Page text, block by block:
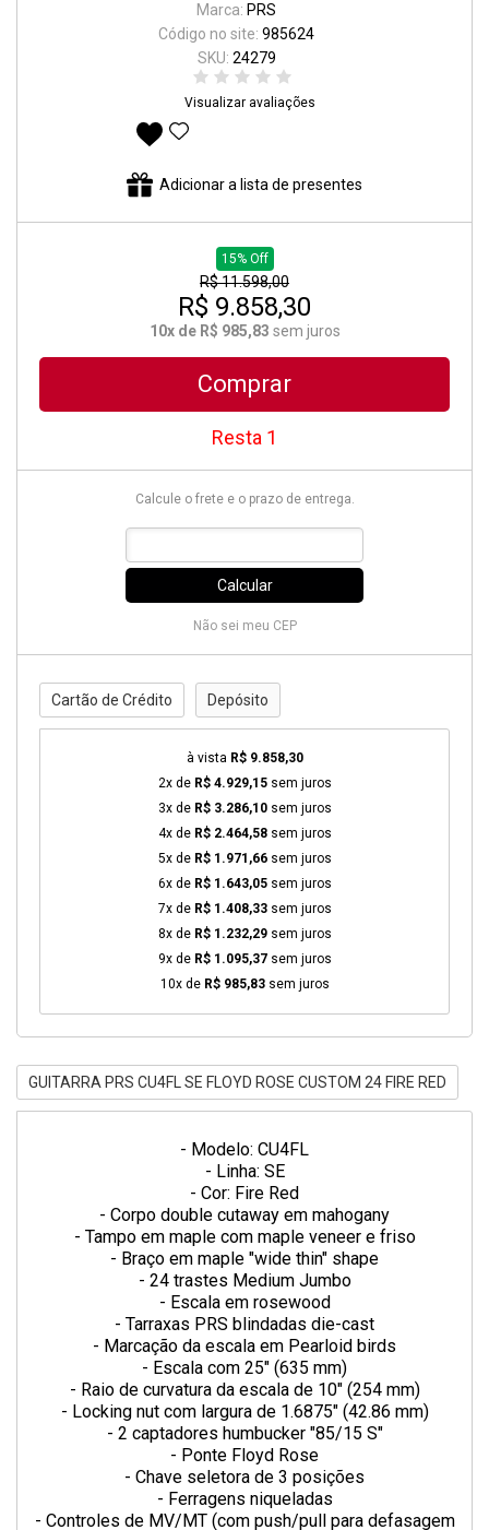
Marca: PRS
Código no site: 985624
SKU: 24279
Visualizar avaliações
Adicionar a lista de presentes
15% Off
R$ 11.598,00
R$ 9.858,30
10x de R$ 985,83 sem juros
Comprar
Resta 1
Calcule o frete e o prazo de entrega.
Calcular
Não sei meu CEP
Cartão de Crédito Depósito
à vista R$ 9.858,30
2x de R$ 4.929,15sem juros
3x de R$ 3.286,10sem juros
4x de R$ 2.464,58sem juros
5x de R$ 1.971,66sem juros
6x de R$ 1.643,05sem juros
7x de R$ 1.408,33sem juros
8x de R$ 1.232,29sem juros
9x de R$ 1.095,37sem juros
10x de R$ 985,83sem juros
GUITARRA PRS CU4FL SE FLOYD ROSE CUSTOM 24 FIRE RED
- Modelo: CU4FL
- Linha: SE
- Cor: Fire Red
- Corpo double cutaway em mahogany
- Tampo em maple com maple veneer e friso
- Braço em maple "wide thin" shape
- 24 trastes Medium Jumbo
- Escala em rosewood
- Tarraxas PRS blindadas die-cast
- Marcação da escala em Pearloid birds
- Escala com 25" (635 mm)
- Raio de curvatura da escala de 10" (254 mm)
- Locking nut com largura de 1.6875" (42.86 mm)
- 2 captadores humbucker "85/15 S"
- Ponte Floyd Rose
- Chave seletora de 3 posições
- Ferragens niqueladas
- Controles de MV/MT (com push/pull para defasagem